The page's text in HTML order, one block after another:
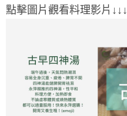
點擊圖片觀看料理影片↓↓↓